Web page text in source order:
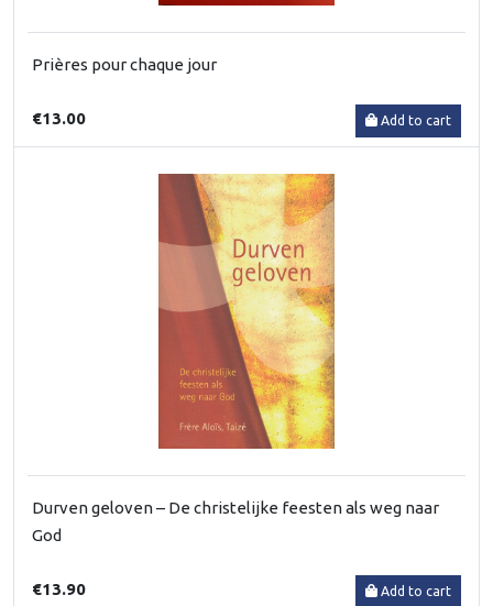
Prières pour chaque jour
€13.00 Add to cart
Durven geloven – De christelijke feesten als weg naar
God
€13.90 Add to cart